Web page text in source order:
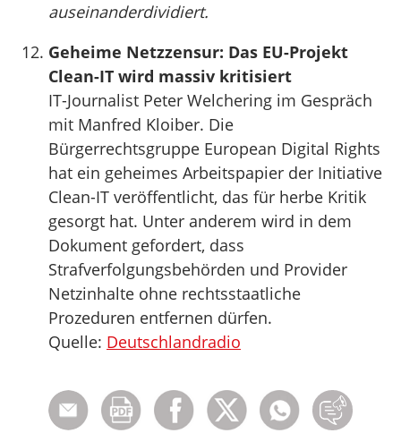
auseinanderdividiert.
Geheime Netzzensur: Das EU-Projekt
Clean-IT wird massiv kritisiert
IT-Journalist Peter Welchering im Gespräch
mit Manfred Kloiber. Die
Bürgerrechtsgruppe European Digital Rights
hat ein geheimes Arbeitspapier der Initiative
Clean-IT veröffentlicht, das für herbe Kritik
gesorgt hat. Unter anderem wird in dem
Dokument gefordert, dass
Strafverfolgungsbehörden und Provider
Netzinhalte ohne rechtsstaatliche
Prozeduren entfernen dürfen.
Quelle: Deutschlandradio